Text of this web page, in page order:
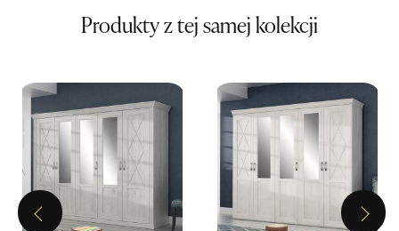
Adres e-mail:
salon@mebleexpo.com.pl
Godziny otwarcia
1 399,00 zł 1 119,20 zł
Najniższa cena sprzedawcy z ostatnich 30 dni 1 399,00 zł
Wybierz
SALON MEBLOWY MEBLOSTYL
Salon meblowy
Produkty z tej samej kolekcji
Previous Next